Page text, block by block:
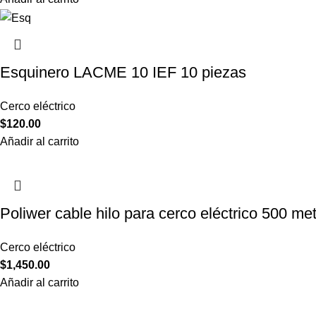
Esquinero LACME 10 IEF 10 piezas
Cerco eléctrico
$120.00
Añadir al carrito
Poliwer cable hilo para cerco eléctrico 500
Cerco eléctrico
$1,450.00
Añadir al carrito